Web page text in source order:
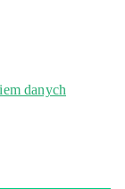
danych